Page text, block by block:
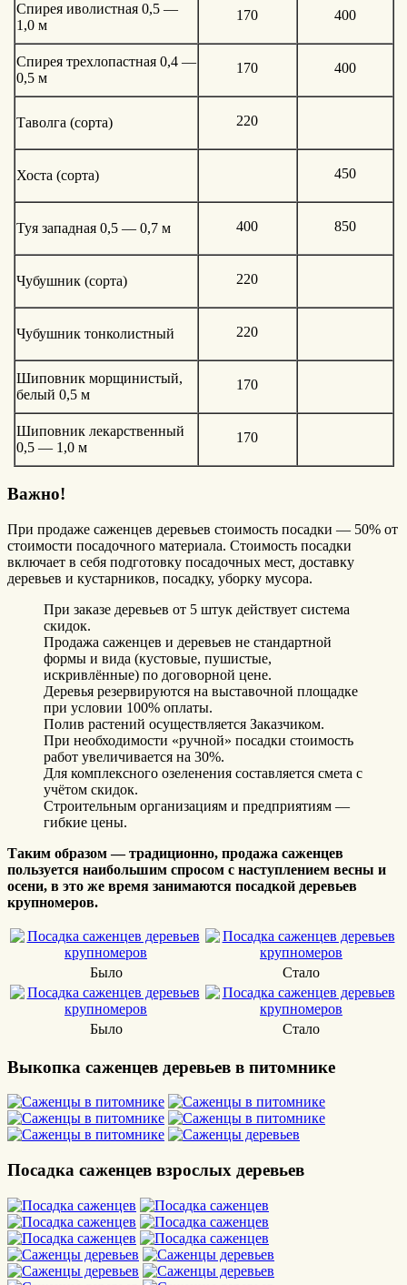
Спирея иволистная 0,5 —
1,0 м
170 400
Спирея трехлопастная 0,4 —
0,5 м
170 400
Таволга (сорта) 220
Хоста (сорта) 450
Туя западная 0,5 — 0,7 м 400 850
Чубушник (сорта) 220
Чубушник тонколистный 220
Шиповник морщинистый,
белый 0,5 м
170
Шиповник лекарственный
0,5 — 1,0 м
170
Важно!
При продаже саженцев деревьев стоимость посадки — 50% от
стоимости посадочного материала. Стоимость посадки
включает в себя подготовку посадочных мест, доставку
деревьев и кустарников, посадку, уборку мусора.
При заказе деревьев от 5 штук действует система
скидок.
Продажа саженцев и деревьев не стандартной
формы и вида (кустовые, пушистые,
искривлённые) по договорной цене.
Деревья резервируются на выставочной площадке
при условии 100% оплаты.
Полив растений осуществляется Заказчиком.
При необходимости «ручной» посадки стоимость
работ увеличивается на 30%.
Для комплексного озеленения составляется смета с
учётом скидок.
Строительным организациям и предприятиям —
гибкие цены.
Таким образом — традиционно, продажа саженцев
пользуется наибольшим спросом с наступлением весны и
осени, в это же время занимаются посадкой деревьев
крупномеров.
Было Стало
Было Стало
Выкопка саженцев деревьев в питомнике
Посадка саженцев взрослых деревьев